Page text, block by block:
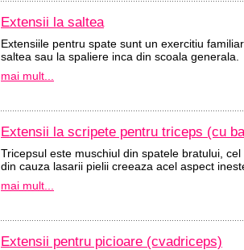
Extensii la saltea
Extensiile pentru spate sunt un exercitiu
saltea sau la spaliere inca din scoala generala.
mai mult...
Extensii la scripete pentru triceps (cu
Tricepsul este muschiul din spatele bratului,
din cauza lasarii pielii creeaza acel aspect
mai mult...
Extensii pentru picioare (cvadriceps)